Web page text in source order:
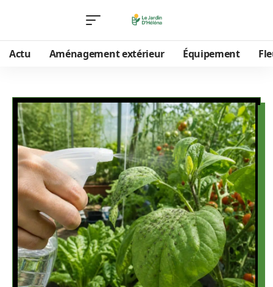
Actu Aménagement extérieur Équipement